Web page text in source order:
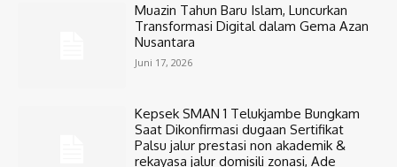
Muazin Tahun Baru Islam, Luncurkan
Transformasi Digital dalam Gema Azan
Nusantara
Juni 17, 2026
Kepsek SMAN 1 Telukjambe Bungkam
Saat Dikonfirmasi dugaan Sertifikat
Palsu jalur prestasi non akademik &
rekayasa jalur domisili zonasi, Ade